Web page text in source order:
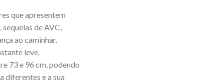
que apresentem
de AVC,
ao caminhar.
leve.
73 e 96 cm, podendo
diferentes e a sua